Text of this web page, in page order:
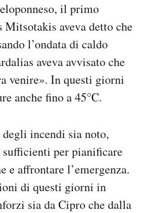
il primo
aveva detto che
l’ondata di caldo
aveva avvisato che
venire». In questi giorni
anche fino a 45°C.
incendi sia noto,
sufficienti per pianificare
e affrontare l’emergenza.
di questi giorni in
sia da Cipro che dalla